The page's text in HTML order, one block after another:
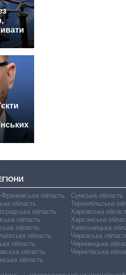
Франківська область
область
область
область
область
область
область
область
область
Сумська область
Тернопільська
Харківська
Херсонська
Хмельницька
Черкаська
Чернівецька
Чернігівська